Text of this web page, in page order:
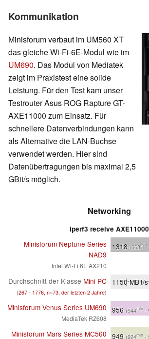
Kommunikation
Minisforum verbaut im UM560 XT
das gleiche Wi-Fi-6E-Modul wie im
UM690. Das Modul von Mediatek
zeigt im Praxistest eine solide
Leistung. Für den Test kam unser
Testrouter Asus ROG Rapture GT-
AXE11000 zum Einsatz. Für
schnellere Datenverbindungen kann
als Alternative die LAN-Buchse
verwendet werden. Hier sind
Datenübertragungen bis maximal 2,5
GBit/s möglich.
Networking
iperf3 receive AXE11000
Minisforum Neptune Series
NAD9
Intel Wi-Fi 6E AX210
1318 (663min
Durchschnitt der Klasse Mini PC
(267 - 1776, n=73, der letzten 2 Jahre)
1150MBit/s
Minisforum Venus Series UM690
MediaTek RZ608
956 (944min -
Minisforum Mars Series MC560 949 (924min -